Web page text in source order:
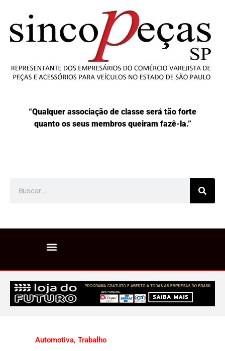
“Qualquer associação de classe será tão forte
quanto os seus membros queiram fazê-la.”
Automotiva, Trabalho